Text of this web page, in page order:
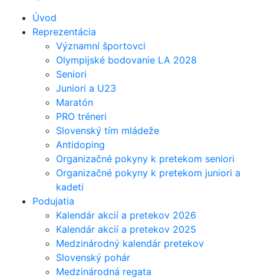
Úvod
Reprezentácia
Významní športovci
Olympijské bodovanie LA 2028
Seniori
Juniori a U23
Maratón
PRO tréneri
Slovenský tím mládeže
Antidoping
Organizačné pokyny k pretekom seniori
Organizačné pokyny k pretekom juniori a
kadeti
Podujatia
Kalendár akcií a pretekov 2026
Kalendár akcií a pretekov 2025
Medzinárodný kalendár pretekov
Slovenský pohár
Medzinárodná regata